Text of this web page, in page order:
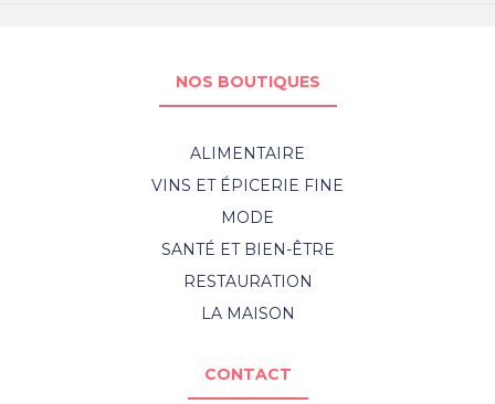
NOS BOUTIQUES
ALIMENTAIRE
VINS ET ÉPICERIE FINE
MODE
SANTÉ ET BIEN-ÊTRE
RESTAURATION
LA MAISON
CONTACT